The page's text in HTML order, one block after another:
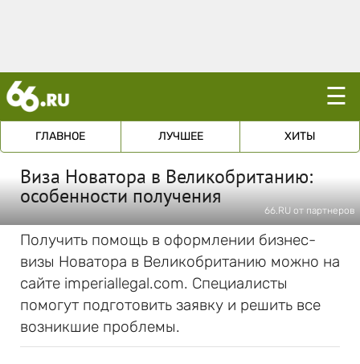
☰
ГЛАВНОЕ ЛУЧШЕЕ ХИТЫ
Виза Новатора в Великобританию:
особенности получения
66.RU от партнеров
Получить помощь в оформлении бизнес-
визы Новатора в Великобританию можно на
сайте imperiallegal.com. Специалисты
помогут подготовить заявку и решить все
возникшие проблемы.